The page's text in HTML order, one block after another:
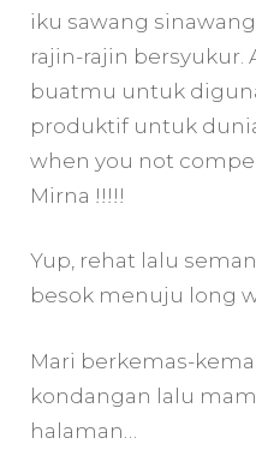
iku sawang
rajin-rajin bersyukur.
buatmu untuk
produktif untuk
when you not
Mirna !!!!!
Yup, rehat lalu
besok menuju long
Mari berkemas-
kondangan lalu
halaman…